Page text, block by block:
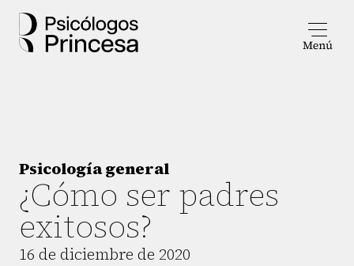
Psicología general
¿Cómo ser padres
exitosos?
16 de diciembre de 2020